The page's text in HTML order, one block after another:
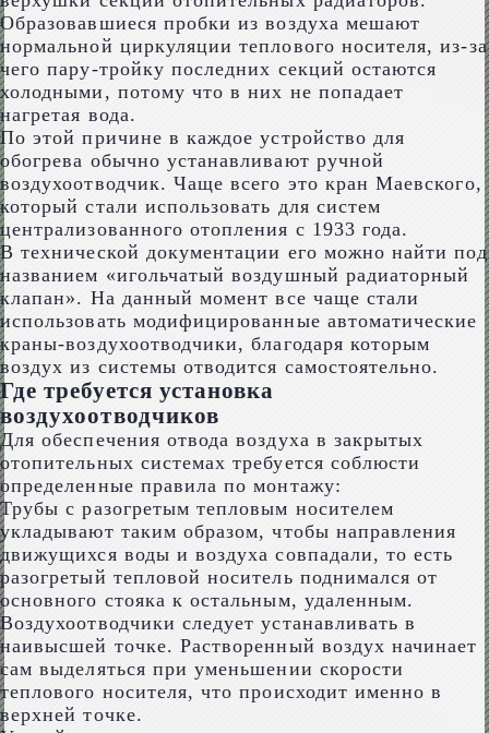
Образовавшиеся пробки из воздуха мешают
нормальной циркуляции теплового носителя, из-за
чего пару-тройку последних секций остаются
холодными, потому что в них не попадает
нагретая вода.
По этой причине в каждое устройство для
обогрева обычно устанавливают ручной
воздухоотводчик. Чаще всего это кран Маевского,
который стали использовать для систем
централизованного отопления с 1933 года.
В технической документации его можно найти под
названием «игольчатый воздушный радиаторный
клапан». На данный момент все чаще стали
использовать модифицированные автоматические
краны-воздухоотводчики, благодаря которым
воздух из системы отводится самостоятельно.
Где требуется установка
воздухоотводчиков
Для обеспечения отвода воздуха в закрытых
отопительных системах требуется соблюсти
определенные правила по монтажу:
Трубы с разогретым тепловым носителем
укладывают таким образом, чтобы направления
движущихся воды и воздуха совпадали, то есть
разогретый тепловой носитель поднимался от
основного стояка к остальным, удаленным.
Воздухоотводчики следует устанавливать в
наивысшей точке. Растворенный воздух начинает
сам выделяться при уменьшении скорости
теплового носителя, что происходит именно в
верхней точке.